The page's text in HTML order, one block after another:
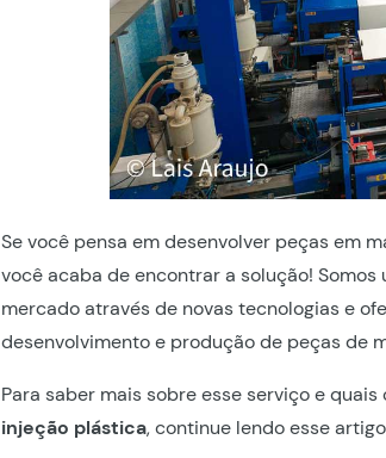
Se você pensa em desenvolver peças em
você acaba de encontrar a solução! Somos
mercado através de novas tecnologias e
desenvolvimento e produção de peças de
Para saber mais sobre esse serviço e
injeção plástica, continue lendo esse